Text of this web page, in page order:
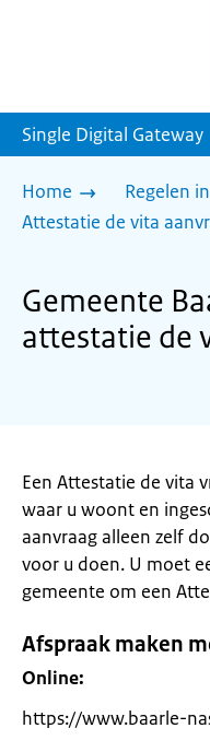
Single Digital Gateway
Home
Regelen
Attestatie de vita
Gemeente
attestatie de
Een Attestatie de vita
waar u woont en
aanvraag alleen zelf
voor u doen. U moet
gemeente om een
Afspraak maken
Online:
https://www.baarle-